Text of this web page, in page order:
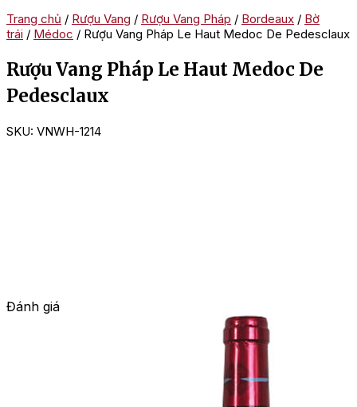
Trang chủ / Rượu Vang / Rượu Vang Pháp / Bordeaux / Bờ
trái / Médoc / Rượu Vang Pháp Le Haut Medoc De Pedesclaux
Rượu Vang Pháp Le Haut Medoc De
Pedesclaux
SKU: VNWH-1214
Đánh giá